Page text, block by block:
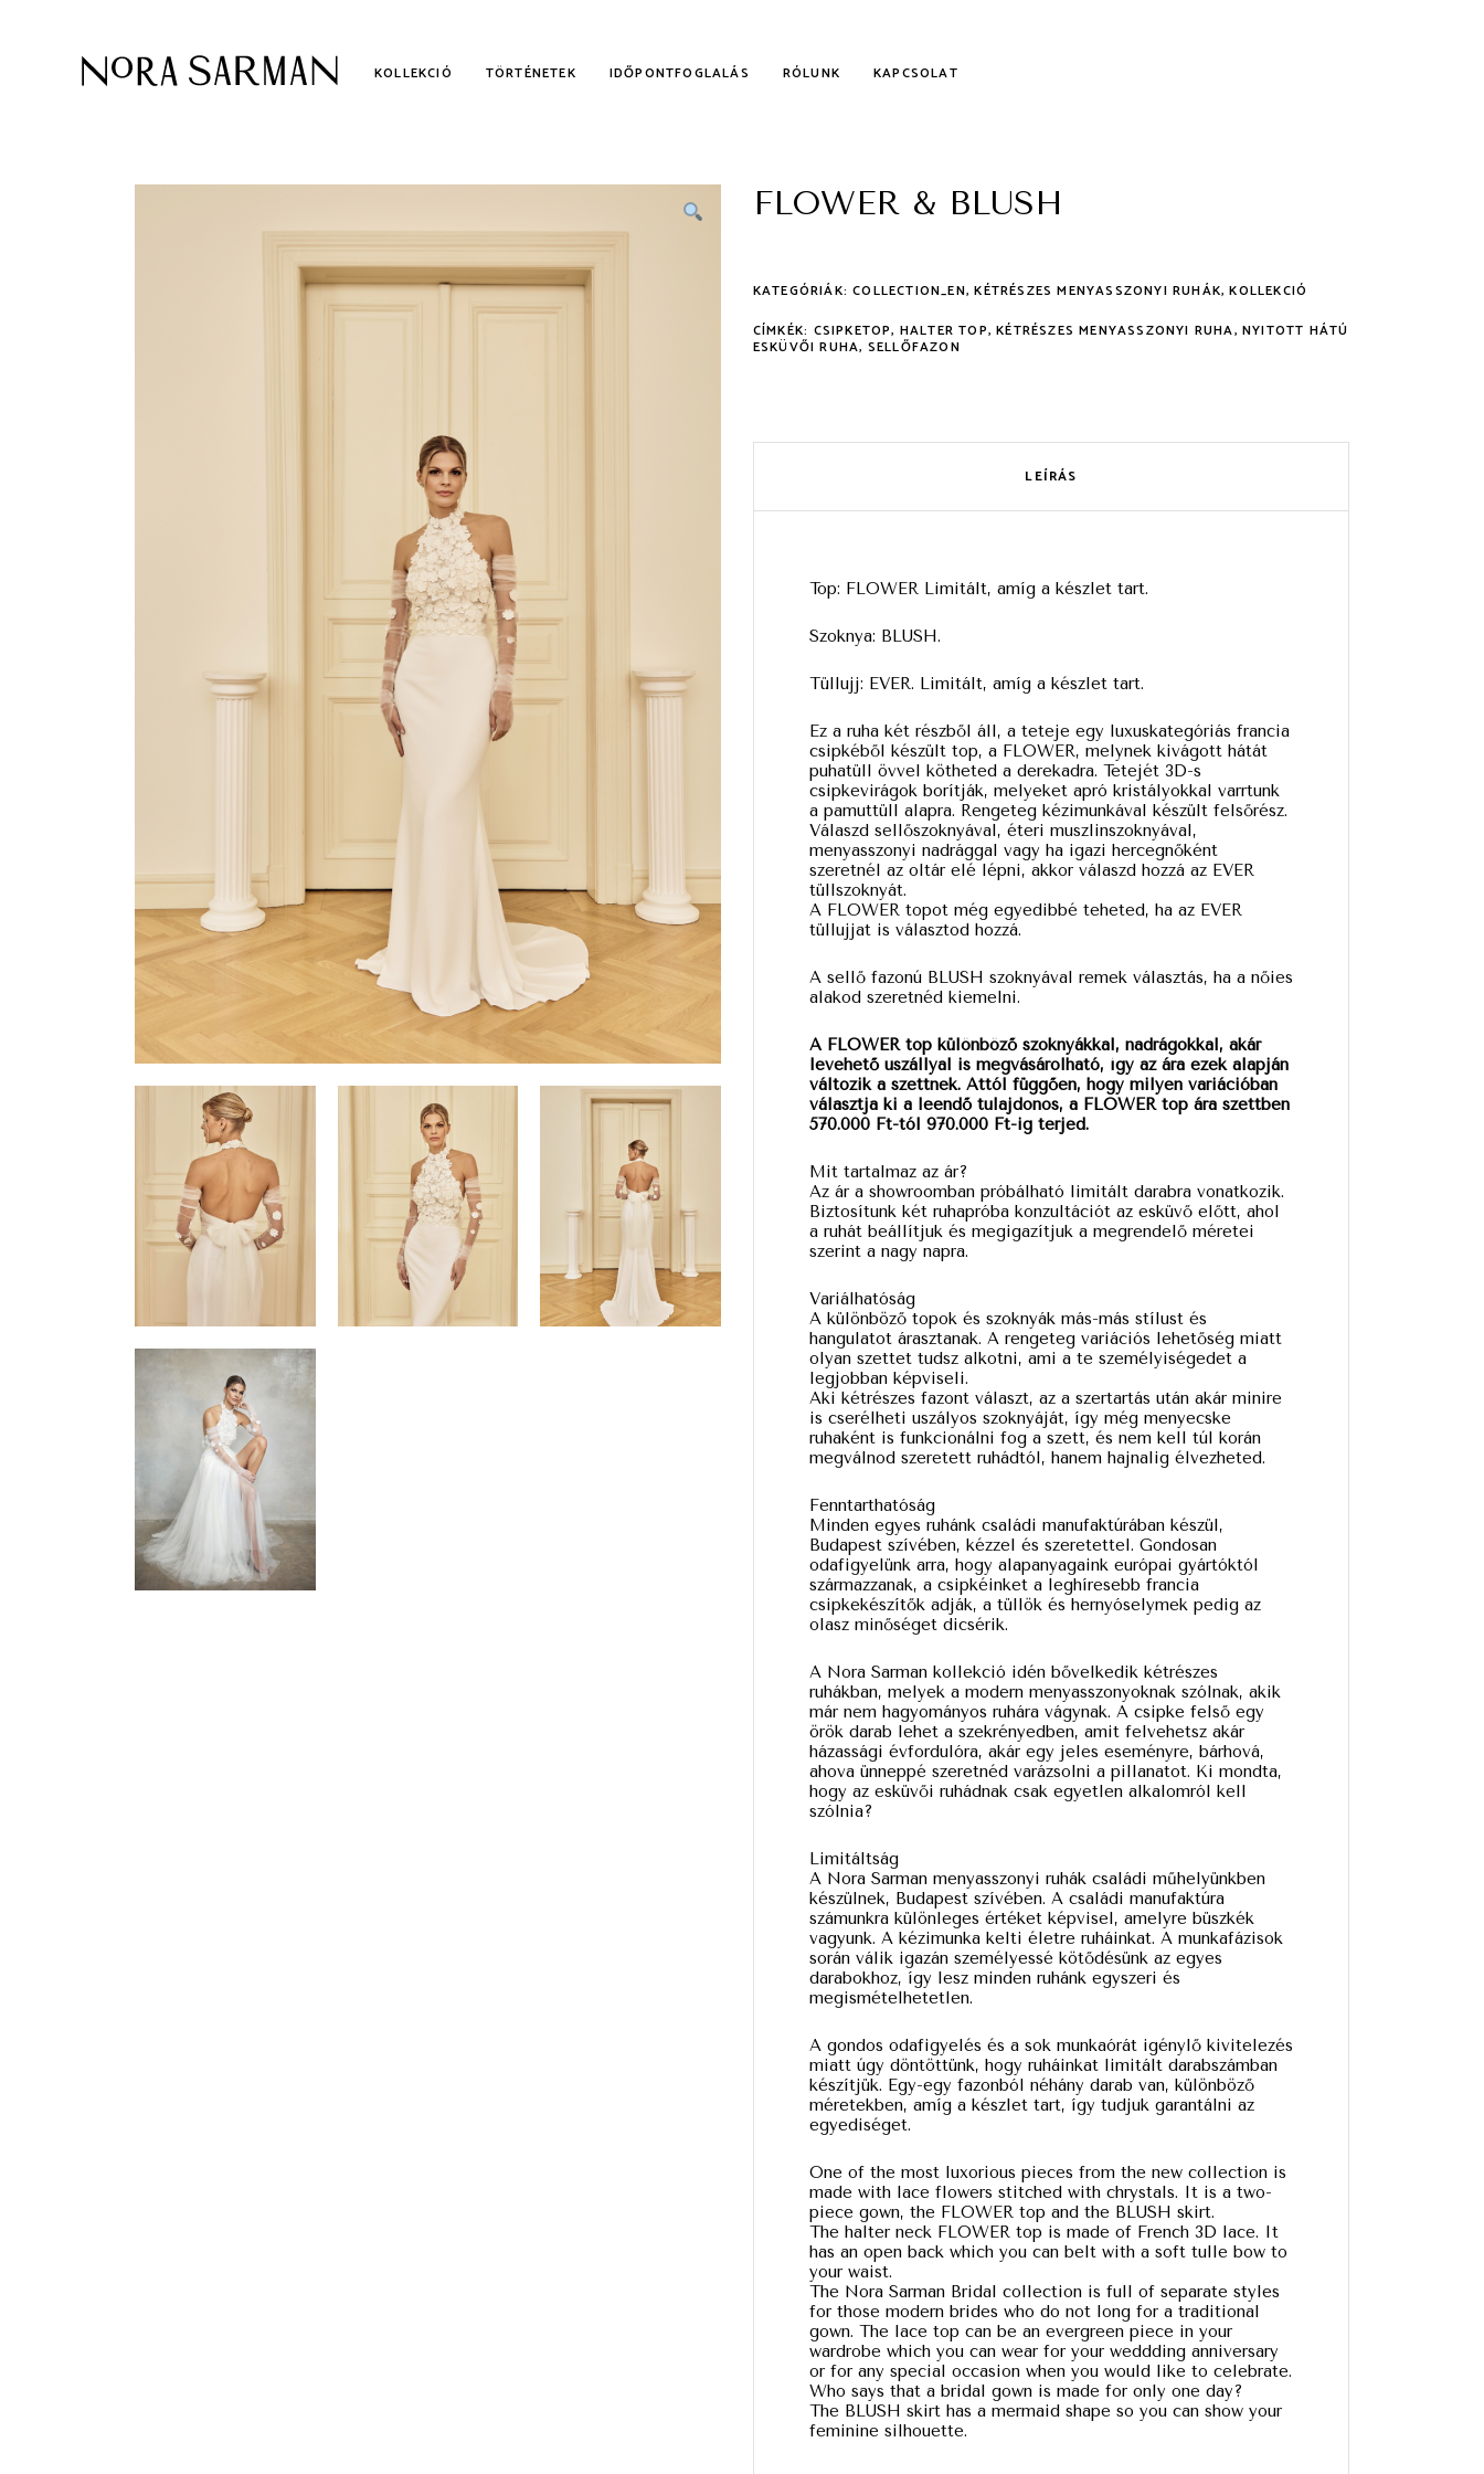
KOLLEKCIÓ
KÉTRÉSZES MENYASSZONYI
ALKALMI RUHÁK
MENYECSKE RUHÁK
TÖRTÉNETEK IDŐPONTFOGLALÁS RÓLUNK KAPCSOLAT
FLOWER & BLUSH
KATEGÓRIÁK:COLLECTION_EN,KÉTRÉSZES MENYASSZONYI RUHÁK,KOLLEKCIÓ
CÍMKÉK: CSIPKETOP, HALTER TOP,KÉTRÉSZES MENYASSZONYI RUHA, NYITOTT HÁTÚ
ESKÜVŐI RUHA, SELLŐFAZON
LEÍRÁS
Top: FLOWER Limitált, amíg a készlet tart.
Szoknya: BLUSH.
Tüllujj: EVER. Limitált, amíg a készlet tart.
Ez a ruha két részből áll, a teteje egy luxuskategóriás francia
csipkéből készült top, a FLOWER, melynek kivágott hátát
puhatüll övvel kötheted a derekadra. Tetejét 3D-s
csipkevirágok borítják, melyeket apró kristályokkal varrtunk
a pamuttüll alapra. Rengeteg kézimunkával készült felsőrész.
Válaszd sellőszoknyával, éteri muszlinszoknyával,
menyasszonyi nadrággal vagy ha igazi hercegnőként
szeretnél az oltár elé lépni, akkor válaszd hozzá az EVER
tüllszoknyát.
A FLOWER topot még egyedibbé teheted, ha az EVER
tüllujjat is választod hozzá.
A sellő fazonú BLUSH szoknyával remek választás, ha a nőies
alakod szeretnéd kiemelni.
A FLOWER top különböző szoknyákkal, nadrágokkal, akár
levehető uszállyal is megvásárolható, így az ára ezek alapján
változik a szettnek. Attól függően, hogy milyen variációban
választja ki a leendő tulajdonos, a FLOWER top ára szettben
570.000 Ft-tól 970.000 Ft-ig terjed.
Mit tartalmaz az ár?
Az ár a showroomban próbálható limitált darabra vonatkozik.
Biztosítunk két ruhapróba konzultációt az esküvő előtt, ahol
a ruhát beállítjuk és megigazítjuk a megrendelő méretei
szerint a nagy napra.
Variálhatóság
A különböző topok és szoknyák más-más stílust és
hangulatot árasztanak. A rengeteg variációs lehetőség miatt
olyan szettet tudsz alkotni, ami a te személyiségedet a
legjobban képviseli.
Aki kétrészes fazont választ, az a szertartás után akár minire
is cserélheti uszályos szoknyáját, így még menyecske
ruhaként is funkcionálni fog a szett, és nem kell túl korán
megválnod szeretett ruhádtól, hanem hajnalig élvezheted.
Fenntarthatóság
Minden egyes ruhánk családi manufaktúrában készül,
Budapest szívében, kézzel és szeretettel. Gondosan
odafigyelünk arra, hogy alapanyagaink európai gyártóktól
származzanak, a csipkéinket a leghíresebb francia
csipkekészítők adják, a tüllök és hernyóselymek pedig az
olasz minőséget dicsérik.
A Nora Sarman kollekció idén bővelkedik kétrészes
ruhákban, melyek a modern menyasszonyoknak szólnak, akik
már nem hagyományos ruhára vágynak. A csipke felső egy
örök darab lehet a szekrényedben, amit felvehetsz akár
házassági évfordulóra, akár egy jeles eseményre, bárhová,
ahova ünneppé szeretnéd varázsolni a pillanatot. Ki mondta,
hogy az esküvői ruhádnak csak egyetlen alkalomról kell
szólnia?
Limitáltság
A Nora Sarman menyasszonyi ruhák családi műhelyünkben
készülnek, Budapest szívében. A családi manufaktúra
számunkra különleges értéket képvisel, amelyre büszkék
vagyunk. A kézimunka kelti életre ruháinkat. A munkafázisok
során válik igazán személyessé kötődésünk az egyes
darabokhoz, így lesz minden ruhánk egyszeri és
megismételhetetlen.
A gondos odafigyelés és a sok munkaórát igénylő kivitelezés
miatt úgy döntöttünk, hogy ruháinkat limitált darabszámban
készítjük. Egy-egy fazonból néhány darab van, különböző
méretekben, amíg a készlet tart, így tudjuk garantálni az
egyediséget.
One of the most luxorious pieces from the new collection is
made with lace flowers stitched with chrystals. It is a two-
piece gown, the FLOWER top and the BLUSH skirt.
The halter neck FLOWER top is made of French 3D lace. It
has an open back which you can belt with a soft tulle bow to
your waist.
The Nora Sarman Bridal collection is full of separate styles
for those modern brides who do not long for a traditional
gown. The lace top can be an evergreen piece in your
wardrobe which you can wear for your weddding anniversary
or for any special occasion when you would like to celebrate.
Who says that a bridal gown is made for only one day?
The BLUSH skirt has a mermaid shape so you can show your
feminine silhouette.